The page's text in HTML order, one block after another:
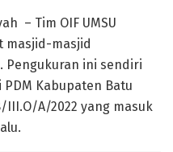
– Tim OIF UMSU
masjid-masjid
Pengukuran ini sendiri
Kabupaten Batu
A/2022 yang masuk